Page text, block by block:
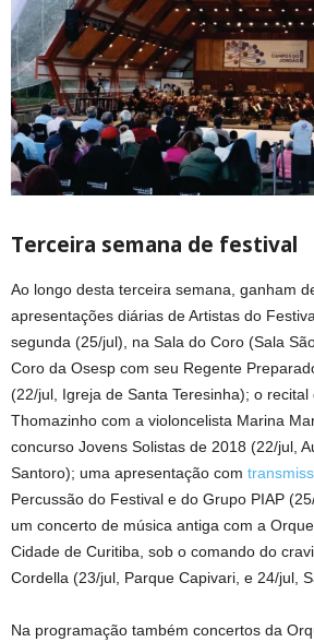
Terceira semana de festival
Ao longo desta terceira semana, ganham
apresentações diárias de Artistas do
segunda (25/jul), na Sala do Coro (Sala
Coro da Osesp com seu Regente
(22/jul, Igreja de Santa Teresinha); o
Thomazinho com a violoncelista Marina
concurso Jovens Solistas de 2018 (22/jul,
Santoro); uma apresentação com
Percussão do Festival e do Grupo PIAP
um concerto de música antiga com a
Cidade de Curitiba, sob o comando do
Cordella (23/jul, Parque Capivari, e 24/jul,
Na programação também concertos da